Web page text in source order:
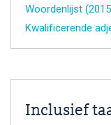
Woordenlijst
Kwalificerende
Inclusief